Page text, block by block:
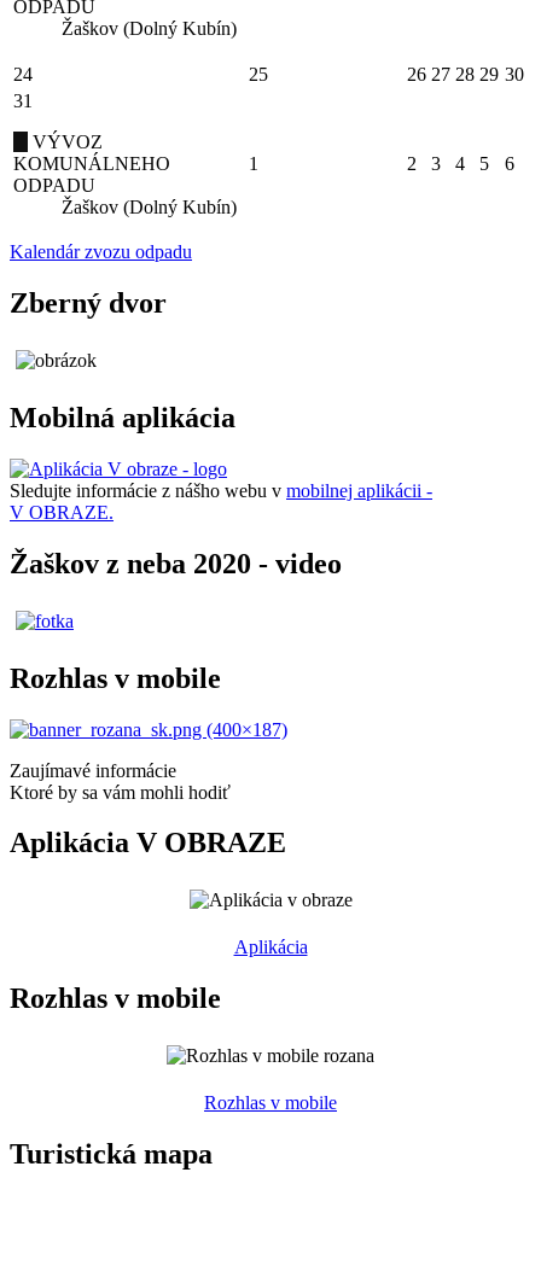
ODPADU
Žaškov (Dolný Kubín)
24 25 26 27 28 29 30
31
VÝVOZ
KOMUNÁLNEHO
ODPADU
Žaškov (Dolný Kubín)
1 2 3 4 5 6
Kalendár zvozu odpadu
Zberný dvor
Mobilná aplikácia
Sledujte informácie z nášho webu v mobilnej aplikácii -
V OBRAZE.
Žaškov z neba 2020 - video
Rozhlas v mobile
Zaujímavé informácie
Ktoré by sa vám mohli hodiť
Aplikácia V OBRAZE
Aplikácia
Rozhlas v mobile
Rozhlas v mobile
Turistická mapa